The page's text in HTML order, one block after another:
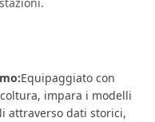
Equipaggiato con
impara i modelli
attraverso dati storici,